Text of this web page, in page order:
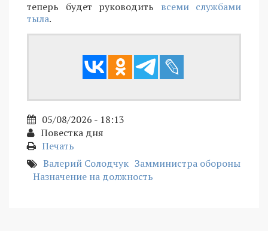
теперь будет руководить всеми службами
тыла.
05/08/2026 - 18:13
Повестка дня
Печать
Валерий Солодчук Замминистра обороны
Назначение на должность